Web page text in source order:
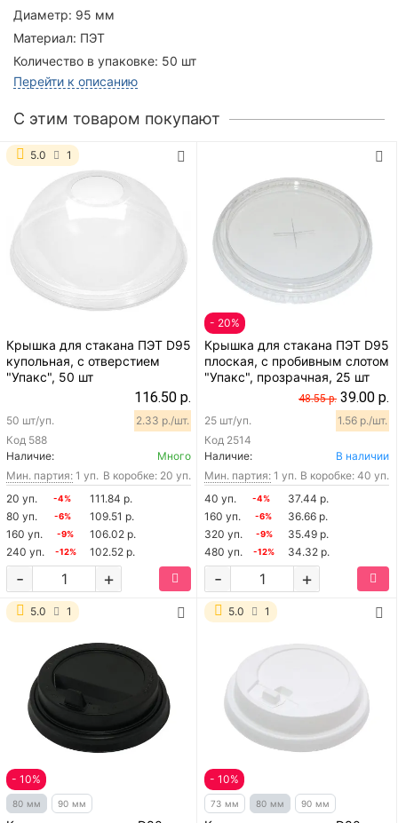
Диаметр: 95 мм
Материал: ПЭТ
Количество в упаковке: 50 шт
Перейти к описанию
C этим товаром покупают
5.0 1
Крышка для стакана ПЭТ D95
купольная, с отверстием
"Упакс", 50 шт
116.50 р.
Код 588
50 шт/уп. 2.33 р./шт.
Наличие:
Много
Мин. партия: 1 уп. В коробке: 20 уп.
20 уп.
-4%
111.84 р.
80 уп.
-6%
109.51 р.
160 уп.
-9%
106.02 р.
240 уп.
-12% 102.52 р.
+
-
- 20%
Крышка для стакана ПЭТ D95
плоская, с пробивным слотом
"Упакс", прозрачная, 25 шт
48.55 р. 39.00 р.
Код 2514
25 шт/уп. 1.56 р./шт.
Наличие:
В наличии
Мин. партия: 1 уп. В коробке: 40 уп.
40 уп.
-4%
37.44 р.
160 уп.
-6%
36.66 р.
320 уп.
-9%
35.49 р.
480 уп.
-12% 34.32 р.
+
-
5.0 1
- 10%
80 мм 90 мм
5.0 1
- 10%
73 мм 80 мм 90 мм